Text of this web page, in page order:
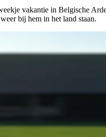
vakantie in Belgische
bij hem in het land staan.